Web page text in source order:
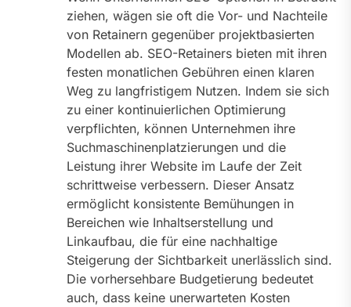
ziehen, wägen sie oft die Vor- und Nachteile
von Retainern gegenüber projektbasierten
Modellen ab. SEO-Retainers bieten mit ihren
festen monatlichen Gebühren einen klaren
Weg zu langfristigem Nutzen. Indem sie sich
zu einer kontinuierlichen Optimierung
verpflichten, können Unternehmen ihre
Suchmaschinenplatzierungen und die
Leistung ihrer Website im Laufe der Zeit
schrittweise verbessern. Dieser Ansatz
ermöglicht konsistente Bemühungen in
Bereichen wie Inhaltserstellung und
Linkaufbau, die für eine nachhaltige
Steigerung der Sichtbarkeit unerlässlich sind.
Die vorhersehbare Budgetierung bedeutet
auch, dass keine unerwarteten Kosten